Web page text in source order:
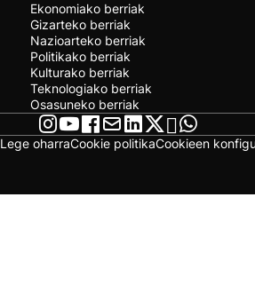
Ekonomiako berriak
Gizarteko berriak
Nazioarteko berriak
Politikako berriak
Kulturako berriak
Teknologiako berriak
Osasuneko berriak
Lege oharraCookie politikaCookieen